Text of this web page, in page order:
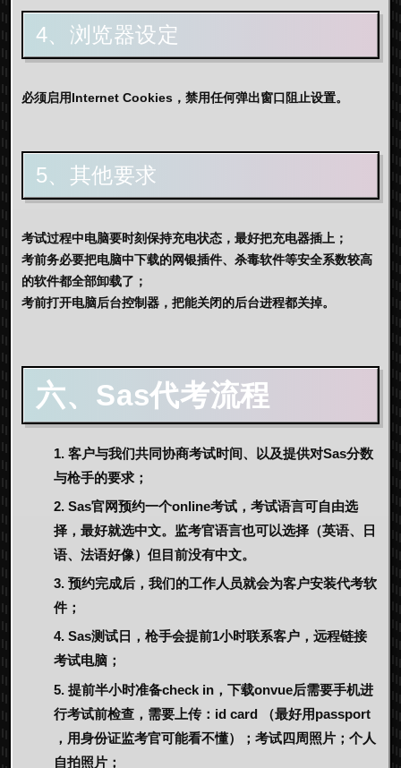
4、浏览器设定
必须启用Internet Cookies，禁用任何弹出窗口阻止设置。
5、其他要求
考试过程中电脑要时刻保持充电状态，最好把充电器插上；
考前务必要把电脑中下载的网银插件、杀毒软件等安全系数较高
的软件都全部卸载了；
考前打开电脑后台控制器，把能关闭的后台进程都关掉。
六、Sas代考流程
客户与我们共同协商考试时间、以及提供对Sas分数
与枪手的要求；
Sas官网预约一个online考试，考试语言可自由选
择，最好就选中文。监考官语言也可以选择（英语、日
语、法语好像）但目前没有中文。
预约完成后，我们的工作人员就会为客户安装代考软
件；
Sas测试日，枪手会提前1小时联系客户，远程链接
考试电脑；
提前半小时准备check in，下载onvue后需要手机进
行考试前检查，需要上传：id card （最好用passport
，用身份证监考官可能看不懂）；考试四周照片；个人
自拍照片；